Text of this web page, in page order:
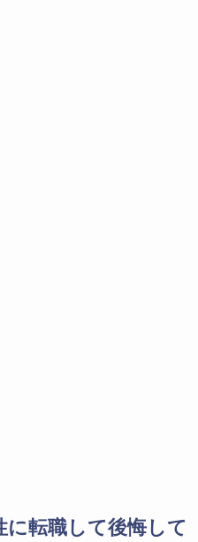
転職して後悔して